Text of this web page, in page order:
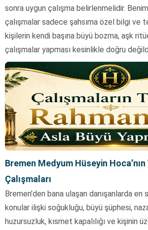
sonra uygun çalışma belirlenmelidir.
çalışmalar sadece şahsıma özel bilgi ve
kişilerin kendi başına büyü bozma, aşk
çalışmalar yapması kesinlikle doğru
Bremen Medyum Hüseyin Hoca’nın
Çalışmaları
Bremen’den bana ulaşan danışanlarda en
konular ilişki soğukluğu, büyü şüphesi,
huzursuzluk, kısmet kapalılığı ve kişinin